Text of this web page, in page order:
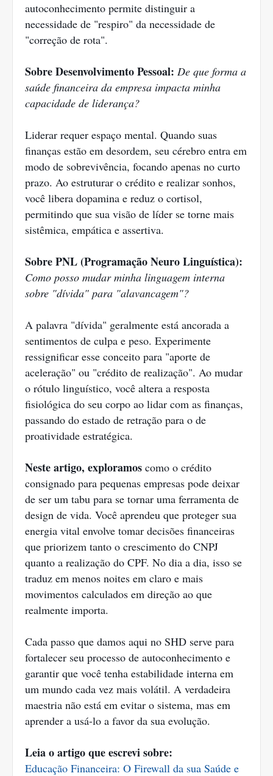
autoconhecimento permite distinguir a
necessidade de "respiro" da necessidade de
"correção de rota".
Sobre Desenvolvimento Pessoal: De que forma a
saúde financeira da empresa impacta minha
capacidade de liderança?
Liderar requer espaço mental. Quando suas
finanças estão em desordem, seu cérebro entra em
modo de sobrevivência, focando apenas no curto
prazo. Ao estruturar o crédito e realizar sonhos,
você libera dopamina e reduz o cortisol,
permitindo que sua visão de líder se torne mais
sistêmica, empática e assertiva.
Sobre PNL (Programação Neuro Linguística):
Como posso mudar minha linguagem interna
sobre "dívida" para "alavancagem"?
A palavra "dívida" geralmente está ancorada a
sentimentos de culpa e peso. Experimente
ressignificar esse conceito para "aporte de
aceleração" ou "crédito de realização". Ao mudar
o rótulo linguístico, você altera a resposta
fisiológica do seu corpo ao lidar com as finanças,
passando do estado de retração para o de
proatividade estratégica.
Neste artigo, exploramos como o crédito
consignado para pequenas empresas pode deixar
de ser um tabu para se tornar uma ferramenta de
design de vida. Você aprendeu que proteger sua
energia vital envolve tomar decisões financeiras
que priorizem tanto o crescimento do CNPJ
quanto a realização do CPF. No dia a dia, isso se
traduz em menos noites em claro e mais
movimentos calculados em direção ao que
realmente importa.
Cada passo que damos aqui no SHD serve para
fortalecer seu processo de autoconhecimento e
garantir que você tenha estabilidade interna em
um mundo cada vez mais volátil. A verdadeira
maestria não está em evitar o sistema, mas em
aprender a usá-lo a favor da sua evolução.
Leia o artigo que escrevi sobre:
Educação Financeira: O Firewall da sua Saúde e